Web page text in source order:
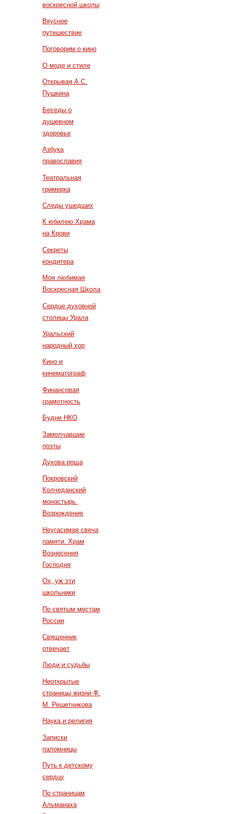
воскресной школы
Вкусное
путешествие
Поговорим о кино
О моде и стиле
Открывая А.С.
Пушкина
Беседы о
душевном
здоровье
Азбука
православия
Театральная
гримерка
Следы ушедших
К юбилею Храма
на Крови
Секреты
кондитера
Моя любимая
Воскресная Школа
Сердце духовной
столицы Урала
Уральский
народный хор
Кино и
кинематограф
Финансовая
грамотность
Будни НКО
Замолчавшие
поэты
Духова роща
Покровский
Колчеданский
монастырь.
Возрождение
Неугасимая свеча
памяти. Храм
Вознесения
Господня
Ох, уж эти
школьники
По святым местам
России
Священник
отвечает
Люди и судьбы
Неоткрытые
страницы жизни Ф.
М. Решетникова
Наука и религия
Записки
паломницы
Путь к детскому
сердцу
По страницам
Альманаха